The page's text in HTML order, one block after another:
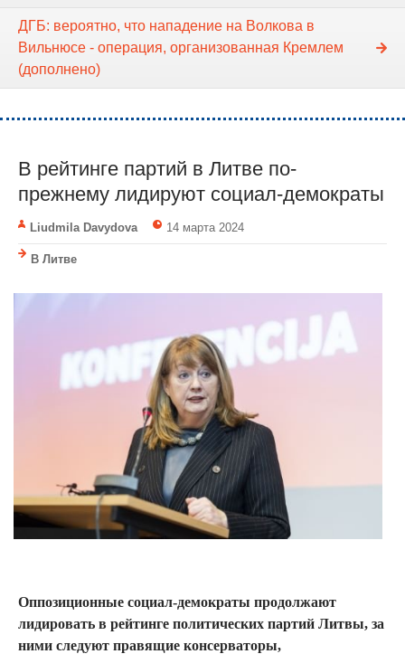
ДГБ: вероятно, что нападение на Волкова в
Вильнюсе - операция, организованная Кремлем
(дополнено)
В рейтинге партий в Литве по-
прежнему лидируют социал-демократы
Liudmila Davydova 14 марта 2024
В Литве
Оппозиционные социал-демократы продолжают
лидировать в рейтинге политических партий Литвы, за
ними следуют правящие консерваторы,